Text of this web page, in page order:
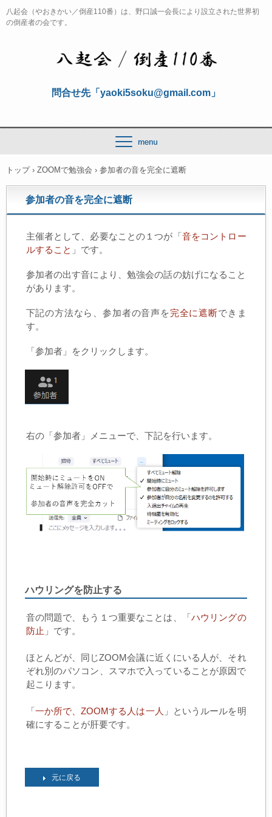
八起会（やおきかい／倒産110番）は、野口誠一会長により設立された世界初
の倒産者の会です。
問合せ先「yaoki5soku@gmail.com」
トップ › ZOOMで勉強会 › 参加者の音を完全に遮断
参加者の音を完全に遮断
主催者として、必要なことの１つが「音をコントロー
ルすること 」です。
参加者の出す音により、勉強会の話の妨げになること
があります。
下記の方法なら、参加者の音声を完全に遮断できま
す。
「参加者」をクリックします。
右の「参加者」メニューで、下記を行います。
ハウリングを防止する
音の問題で、もう１つ重要なことは、「ハウリングの
防止 」です。
ほとんどが、同じZOOM会議に近くにいる人が、それ
ぞれ別のパソコン、スマホで入っていることが原因で
起こります。
「一か所で、ZOOMする人は一人 」というルールを明
確にすることが肝要です。
元に戻る